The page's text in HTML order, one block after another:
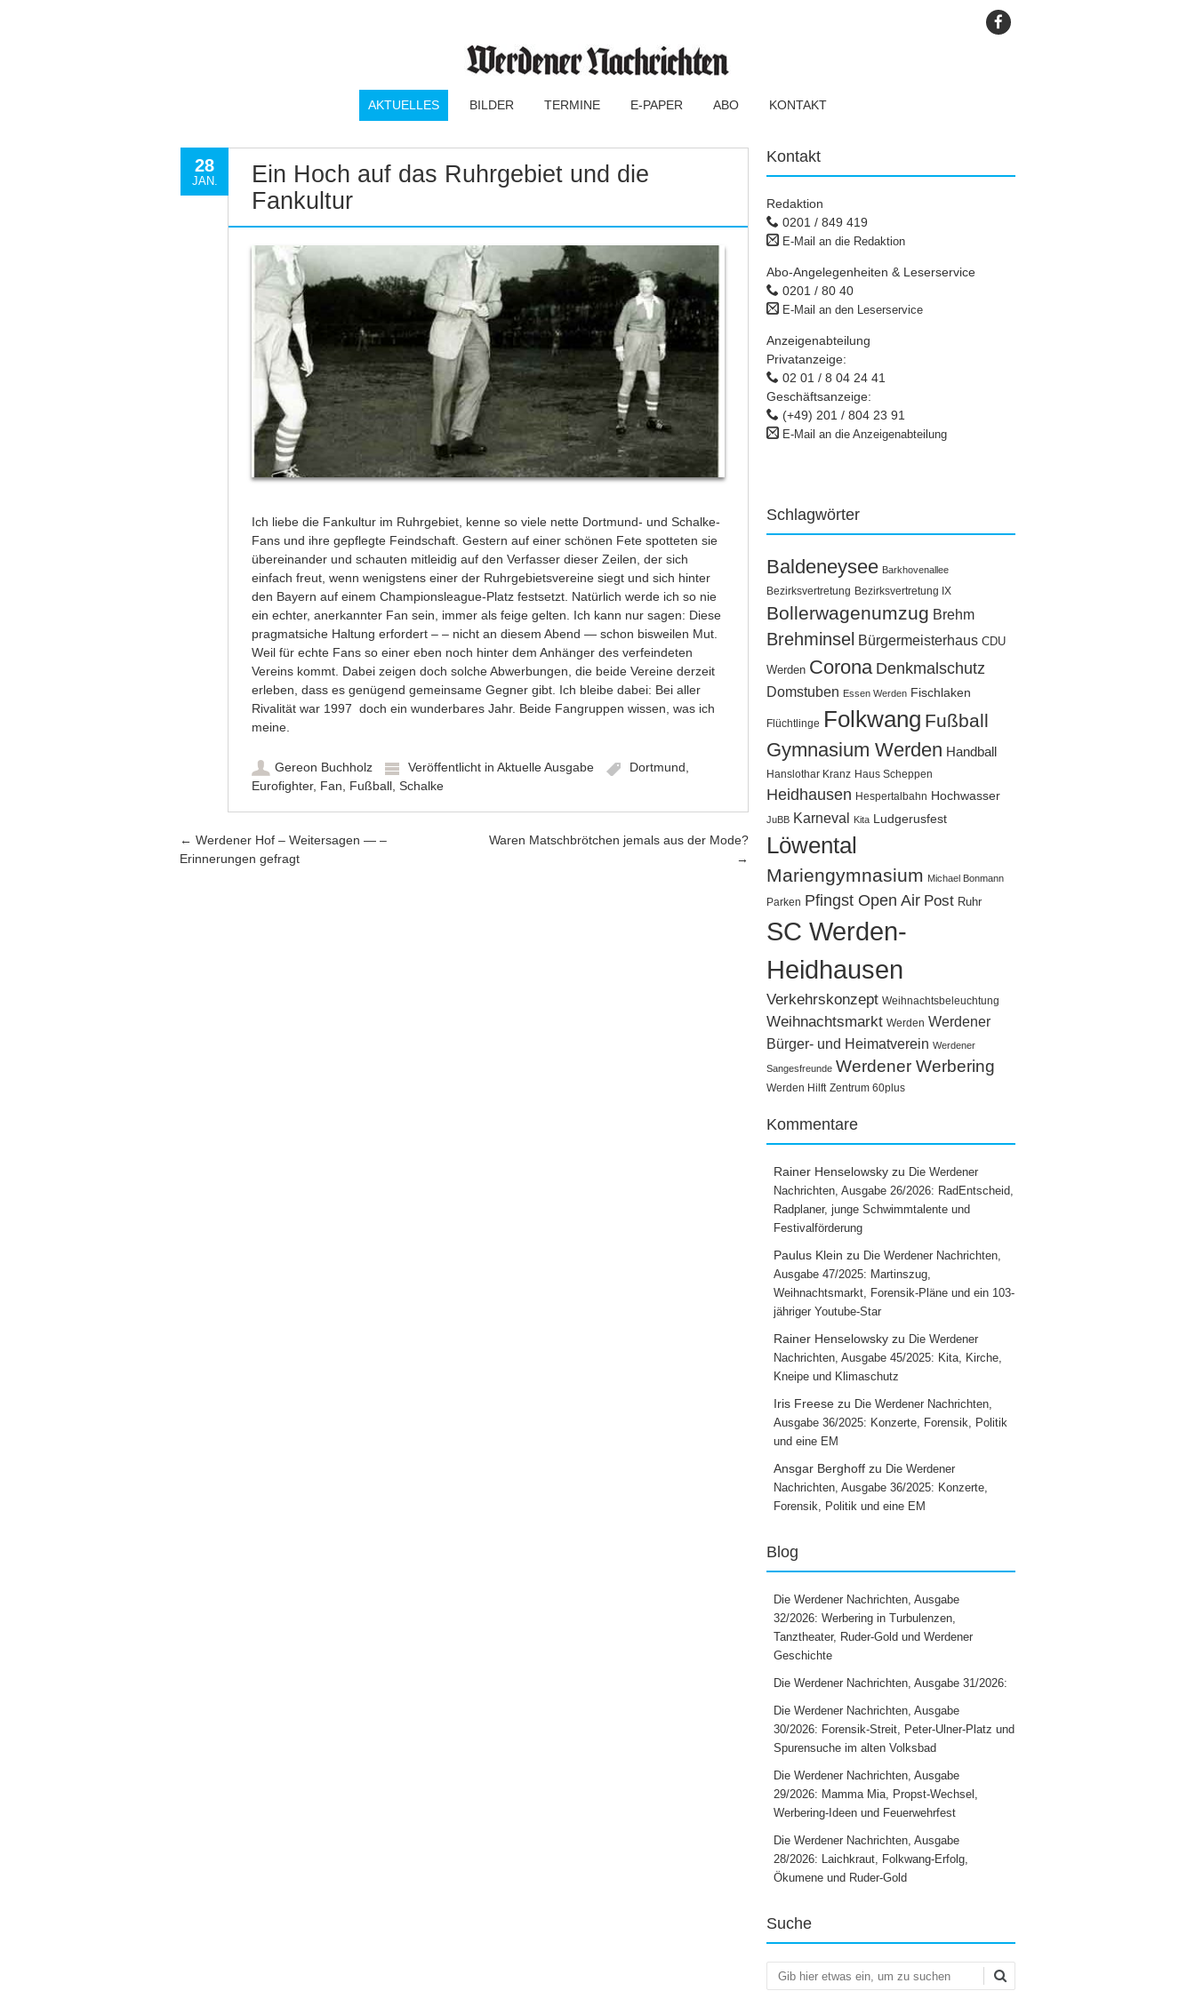
AKTUELLES BILDER TERMINE E-PAPER ABO KONTAKT
28
JAN.
Ein Hoch auf das Ruhrgebiet und die
Fankultur
Ich liebe die Fankultur im Ruhrgebiet, kenne so viele nette Dortmund- und Schalke-
Fans und ihre gepflegte Feindschaft. Gestern auf einer schönen Fete spotteten sie
übereinander und schauten mitleidig auf den Verfasser dieser Zeilen, der sich
einfach freut, wenn wenigstens einer der Ruhrgebietsvereine siegt und sich hinter
den Bayern auf einem Championsleague-Platz festsetzt. Natürlich werde ich so nie
ein echter, anerkannter Fan sein, immer als feige gelten. Ich kann nur sagen: Diese
pragmatsiche Haltung erfordert – – nicht an diesem Abend — schon bisweilen Mut.
Weil für echte Fans so einer eben noch hinter dem Anhänger des verfeindeten
Vereins kommt. Dabei zeigen doch solche Abwerbungen, die beide Vereine derzeit
erleben, dass es genügend gemeinsame Gegner gibt. Ich bleibe dabei: Bei aller
Rivalität war 1997 doch ein wunderbares Jahr. Beide Fangruppen wissen, was ich
meine.
Gereon Buchholz Veröffentlicht in Aktuelle Ausgabe Dortmund,
Eurofighter, Fan, Fußball, Schalke
Artikel-Navigation
← Werdener Hof – Weitersagen — –
Erinnerungen gefragt
Waren Matschbrötchen jemals aus der Mode?
→
Kontakt
Redaktion
0201 / 849 419
E-Mail an die Redaktion
Abo-Angelegenheiten & Leserservice
0201 / 80 40
E-Mail an den Leserservice
Anzeigenabteilung
Privatanzeige:
02 01 / 8 04 24 41
Geschäftsanzeige:
(+49) 201 / 804 23 91
E-Mail an die Anzeigenabteilung
Schlagwörter
Baldeneysee Barkhovenallee
Bezirksvertretung Bezirksvertretung IX
Bollerwagenumzug Brehm
Brehminsel Bürgermeisterhaus CDU
Werden Corona Denkmalschutz
Domstuben Essen Werden Fischlaken
Flüchtlinge Folkwang Fußball
Gymnasium Werden Handball
Hanslothar Kranz Haus Scheppen
Heidhausen Hespertalbahn Hochwasser
JuBB Karneval Kita Ludgerusfest
Löwental
Mariengymnasium Michael Bonmann
Parken Pfingst Open Air Post Ruhr
SC Werden-
Heidhausen
Verkehrskonzept Weihnachtsbeleuchtung
Weihnachtsmarkt Werden Werdener
Bürger- und Heimatverein Werdener
Sangesfreunde Werdener Werbering
Werden Hilft Zentrum 60plus
Kommentare
Rainer Henselowsky zu Die Werdener
Nachrichten, Ausgabe 26/2026: RadEntscheid,
Radplaner, junge Schwimmtalente und
Festivalförderung
Paulus Klein zu Die Werdener Nachrichten,
Ausgabe 47/2025: Martinszug,
Weihnachtsmarkt, Forensik-Pläne und ein 103-
jähriger Youtube-Star
Rainer Henselowsky zu Die Werdener
Nachrichten, Ausgabe 45/2025: Kita, Kirche,
Kneipe und Klimaschutz
Iris Freese zu Die Werdener Nachrichten,
Ausgabe 36/2025: Konzerte, Forensik, Politik
und eine EM
Ansgar Berghoff zu Die Werdener
Nachrichten, Ausgabe 36/2025: Konzerte,
Forensik, Politik und eine EM
Blog
Die Werdener Nachrichten, Ausgabe
32/2026: Werbering in Turbulenzen,
Tanztheater, Ruder-Gold und Werdener
Geschichte
Die Werdener Nachrichten, Ausgabe 31/2026:
Die Werdener Nachrichten, Ausgabe
30/2026: Forensik-Streit, Peter-Ulner-Platz und
Spurensuche im alten Volksbad
Die Werdener Nachrichten, Ausgabe
29/2026: Mamma Mia, Propst-Wechsel,
Werbering-Ideen und Feuerwehrfest
Die Werdener Nachrichten, Ausgabe
28/2026: Laichkraut, Folkwang-Erfolg,
Ökumene und Ruder-Gold
Suche
Suchen